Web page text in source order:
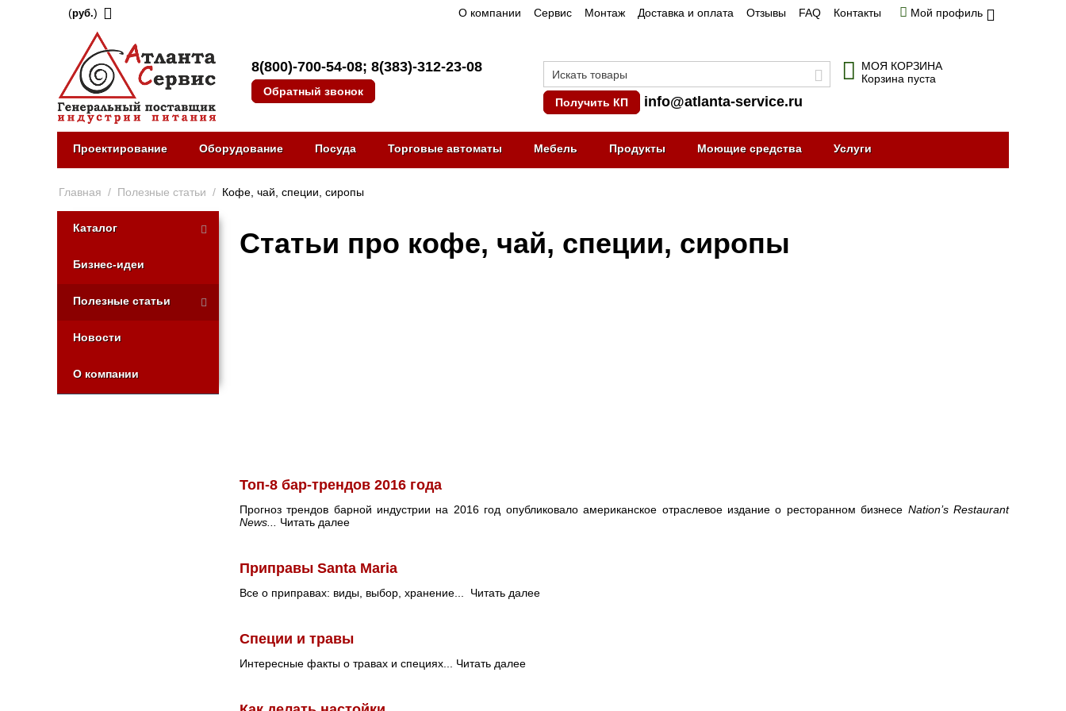
(руб.) О компании Сервис Монтаж Доставка и оплата Отзывы FAQ Контакты Мой профиль
8(800)-700-54-08; 8(383)-312-23-08
Обратный звонок
Получить КП
info@atlanta-service.ru
МОЯ КОРЗИНА
Корзина пуста
Проектирование Оборудование Посуда Торговые автоматы Мебель Продукты Моющие средства Услуги
Главная / Полезные статьи / Кофе, чай, специи, сиропы
Каталог
Бизнес-идеи
Полезные статьи
Новости
О компании
Статьи про кофе, чай, специи, сиропы
Топ-8 бар-трендов 2016 года
Прогноз трендов барной индустрии на 2016 год опубликовало американское отраслевое издание о ресторанном бизнесе Nation’s Restaurant
News... Читать далее
Приправы Santa Maria
Все о приправах: виды, выбор, хранение... Читать далее
Специи и травы
Интересные факты о травах и специях... Читать далее